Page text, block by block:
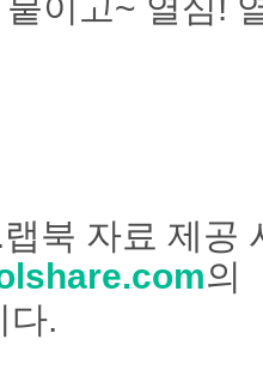
북 자료 제공
의
다.